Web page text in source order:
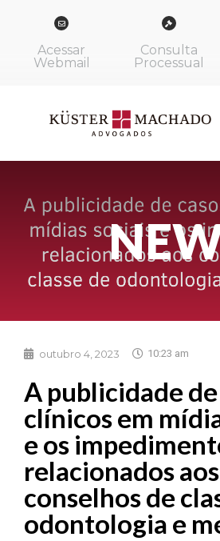
Acessar
Webmail
Consulta
Processual
outubro 4, 2023 10:23 am
A publicidade de
clínicos em
e os
relacionados aos
conselhos de
odontologia e